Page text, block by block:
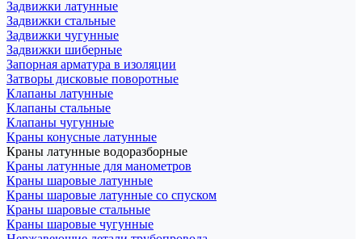
Задвижки латунные
Задвижки стальные
Задвижки чугунные
Задвижки шиберные
Запорная арматура в изоляции
Затворы дисковые поворотные
Клапаны латунные
Клапаны стальные
Клапаны чугунные
Краны конусные латунные
Краны латунные водоразборные
Краны латунные для манометров
Краны шаровые латунные
Краны шаровые латунные со спуском
Краны шаровые стальные
Краны шаровые чугунные